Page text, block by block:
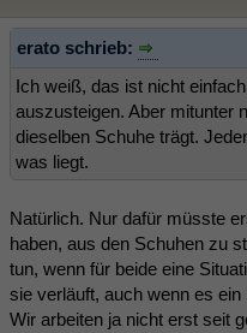
erato schrieb:
Ich weiß, das ist nicht
auszusteigen. Aber mitunter
dieselben Schuhe trägt.
was liegt.
Natürlich. Nur dafür müsste
haben, aus den Schuhen zu
tun, wenn für beide eine
sie verläuft, auch wenn es ein
Wir arbeiten ja nicht erst seit